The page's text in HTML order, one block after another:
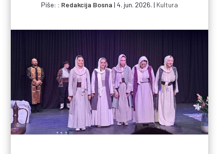
Piše: Redakcija Bosna | 4. jun. 2026. | Kultura